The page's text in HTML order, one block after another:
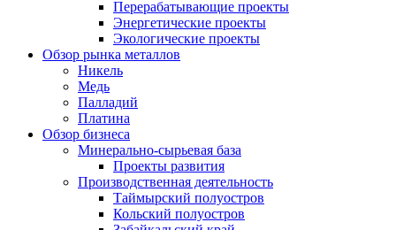
Перерабатывающие проекты
Энергетические проекты
Экологические проекты
Обзор рынка металлов
Никель
Медь
Палладий
Платина
Обзор бизнеса
Минерально-сырьевая база
Проекты развития
Производственная деятельность
Таймырский полуостров
Кольский полуостров